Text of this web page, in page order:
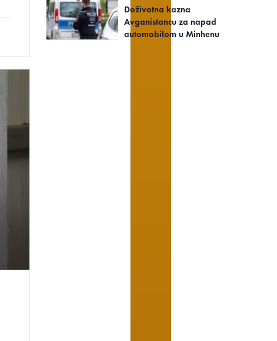
Doživotna kazna
Avganistancu za napad
automobilom u Minhenu